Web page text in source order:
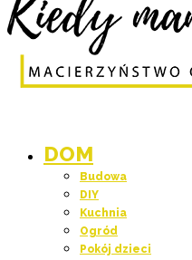
DOM
Budowa
DIY
Kuchnia
Ogród
Pokój dzieci